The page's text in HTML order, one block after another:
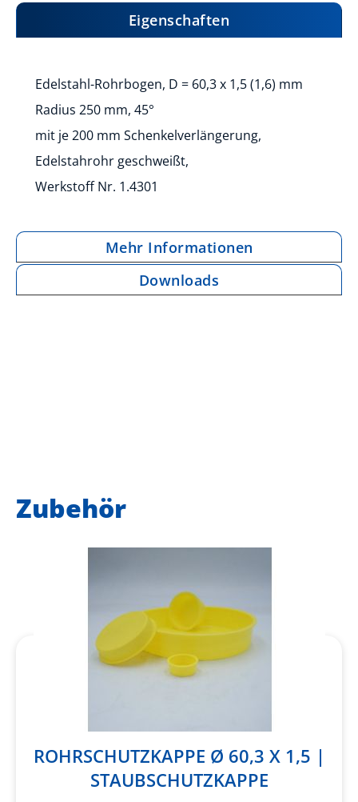
Eigenschaften
Edelstahl-Rohrbogen, D = 60,3 x 1,5 (1,6) mm
Radius 250 mm, 45°
mit je 200 mm Schenkelverlängerung,
Edelstahrohr geschweißt,
Werkstoff Nr. 1.4301
Mehr Informationen
Downloads
Zubehör
ROHRSCHUTZKAPPE Ø 60,3 X 1,5 |
STAUBSCHUTZKAPPE